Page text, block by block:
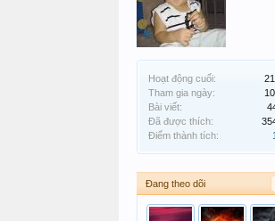
Hoạt động cuối:
Tham gia ngày:
Bài viết:
Đã được thích:
Điểm thành tích:
Đang theo dõi